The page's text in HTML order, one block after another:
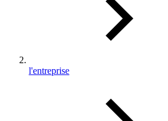
l'entreprise